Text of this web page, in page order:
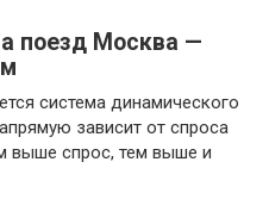
поезд Москва —
система динамического
зависит от спроса
выше спрос, тем выше и